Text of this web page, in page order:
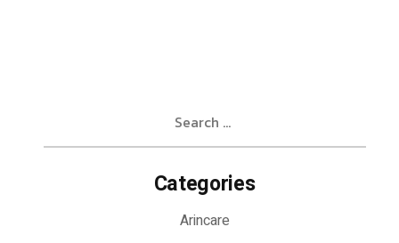
Categories
Arincare